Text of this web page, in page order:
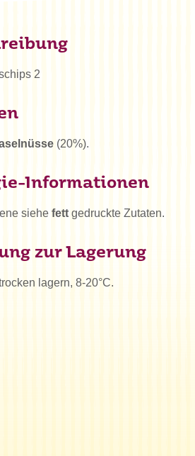
2
(20%).
Informationen
siehe fett gedruckte Zutaten.
zur Lagerung
lagern, 8-20°C.